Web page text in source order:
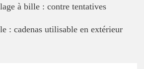
à bille : contre tentatives
: cadenas utilisable en extérieur